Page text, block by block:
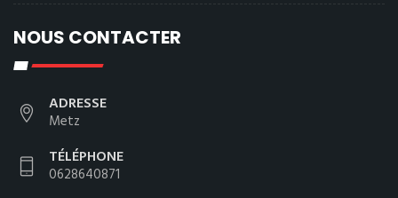
NOUS CONTACTER
ADRESSE
Metz
TÉLÉPHONE
0628640871